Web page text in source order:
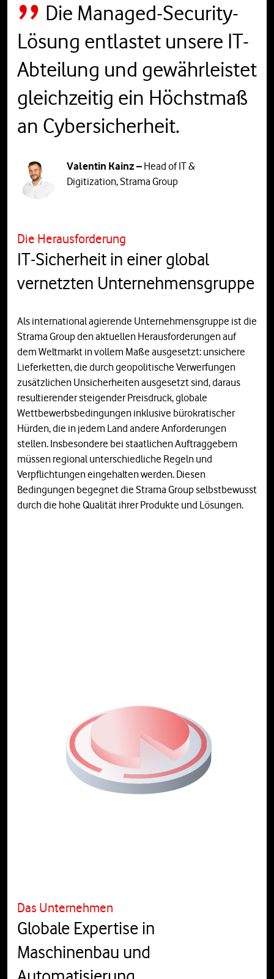
Die Managed-Security-
Lösung entlastet unsere IT-
Abteilung und gewährleistet
gleichzeitig ein Höchstmaß
an Cybersicherheit.
Valentin Kainz – Head of IT &
Digitization, Strama Group
Die Herausforderung
IT-Sicherheit in einer global
vernetzten Unternehmensgruppe
Als international agierende Unternehmensgruppe ist die
Strama Group den aktuellen Herausforderungen auf
dem Weltmarkt in vollem Maße ausgesetzt: unsichere
Lieferketten, die durch geopolitische Verwerfungen
zusätzlichen Unsicherheiten ausgesetzt sind, daraus
resultierender steigender Preisdruck, globale
Wettbewerbsbedingungen inklusive bürokratischer
Hürden, die in jedem Land andere Anforderungen
stellen. Insbesondere bei staatlichen Auftraggebern
müssen regional unterschiedliche Regeln und
Verpflichtungen eingehalten werden. Diesen
Bedingungen begegnet die Strama Group selbstbewusst
durch die hohe Qualität ihrer Produkte und Lösungen.
Das Unternehmen
Globale Expertise in
Maschinenbau und